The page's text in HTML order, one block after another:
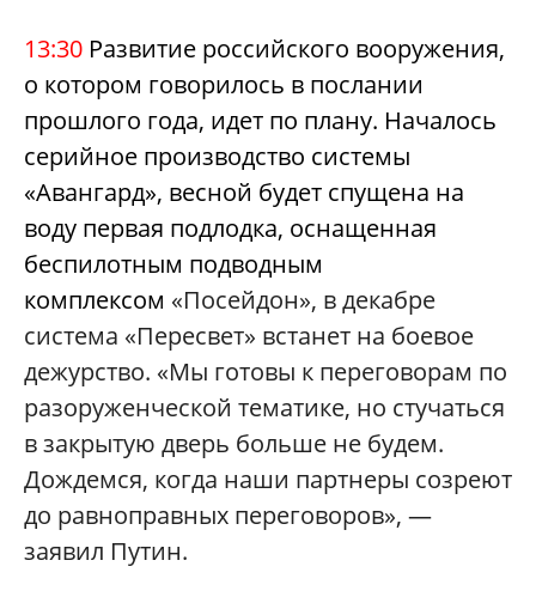
13:30 Развитие российского вооружения,
о котором говорилось в послании
прошлого года, идет по плану. Началось
серийное производство системы
«Авангард», весной будет спущена на
воду первая подлодка, оснащенная
беспилотным подводным
комплексом «Посейдон», в декабре
система «Пересвет» встанет на боевое
дежурство. «Мы готовы к переговорам по
разоруженческой тематике, но стучаться
в закрытую дверь больше не будем.
Дождемся, когда наши партнеры созреют
до равноправных переговоров», —
заявил Путин.